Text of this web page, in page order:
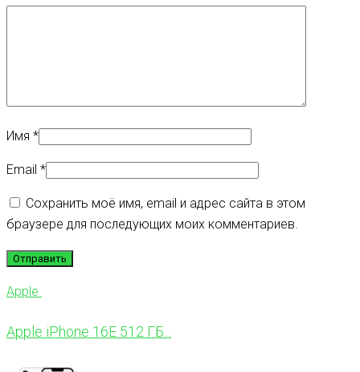
Имя *
Email *
Сохранить моё имя, email и адрес сайта в этом
браузере для последующих моих комментариев.
Apple
Apple iPhone 16E 512 ГБ...